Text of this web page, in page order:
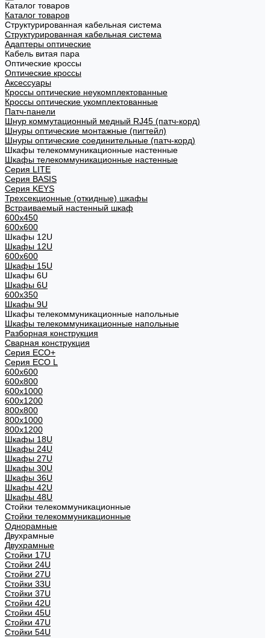
Каталог товаров
Каталог товаров
Структурированная кабельная система
Структурированная кабельная система
Адаптеры оптические
Кабель витая пара
Оптические кроссы
Оптические кроссы
Аксессуары
Кроссы оптические неукомплектованные
Кроссы оптические укомплектованные
Патч-панели
Шнур коммутационный медный RJ45 (патч-корд)
Шнуры оптические монтажные (пигтейл)
Шнуры оптические соединительные (патч-корд)
Шкафы телекоммуникационные настенные
Шкафы телекоммуникационные настенные
Cерия LITE
Cерия BASIS
Cерия KEYS
Трехсекционные (откидные) шкафы
Встраиваемый настенный шкаф
600x450
600x600
Шкафы 12U
Шкафы 12U
600x600
Шкафы 15U
Шкафы 6U
Шкафы 6U
600x350
Шкафы 9U
Шкафы телекоммуникационные напольные
Шкафы телекоммуникационные напольные
Разборная конструкция
Сварная конструкция
Серия ECO+
Серия ECO L
600x600
600x800
600х1000
600х1200
800x800
800х1000
800х1200
Шкафы 18U
Шкафы 24U
Шкафы 27U
Шкафы 30U
Шкафы 36U
Шкафы 42U
Шкафы 48U
Стойки телекоммуникационные
Стойки телекоммуникационные
Однорамные
Двухрамные
Двухрамные
Стойки 17U
Стойки 24U
Стойки 27U
Стойки 33U
Стойки 37U
Стойки 42U
Стойки 45U
Стойки 47U
Стойки 54U